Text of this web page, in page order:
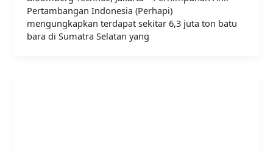
Pertambangan Indonesia (Perhapi)
mengungkapkan terdapat sekitar 6,3 juta ton batu
bara di Sumatra Selatan yang